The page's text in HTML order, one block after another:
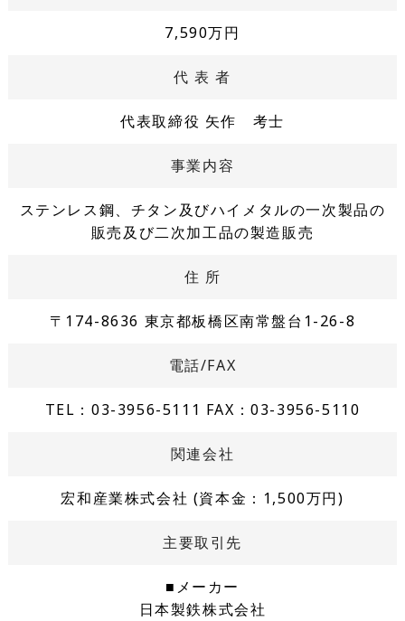
7,590万円
代 表 者
代表取締役 矢作 考士
事業内容
ステンレス鋼、チタン及びハイメタルの一次製品の
販売及び二次加工品の製造販売
住 所
〒174-8636 東京都板橋区南常盤台1-26-8
電話/FAX
TEL：03-3956-5111 FAX：03-3956-5110
関連会社
宏和産業株式会社 (資本金：1,500万円)
主要取引先
■メーカー
日本製鉄株式会社